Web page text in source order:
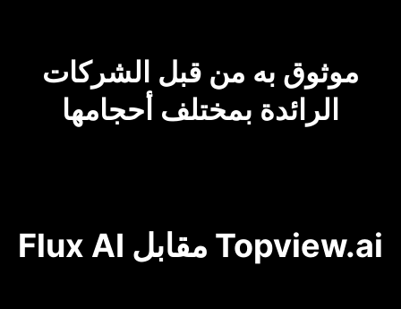
موثوق به من قبل الشركات
الرائدة بمختلف أحجامها
Flux AI مقابل Topview.ai